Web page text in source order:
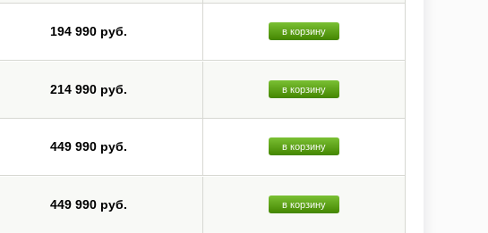
194 990 руб. в корзину
214 990 руб. в корзину
449 990 руб. в корзину
449 990 руб. в корзину